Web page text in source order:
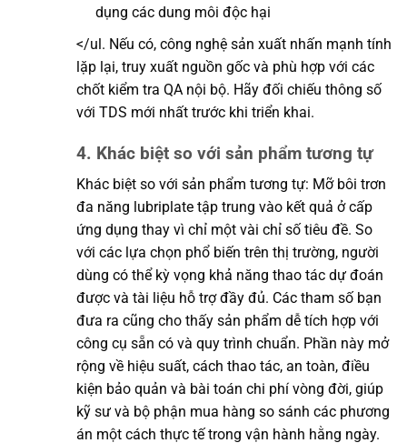
dụng các dung môi độc hại
</ul. Nếu có, công nghệ sản xuất nhấn mạnh tính
lặp lại, truy xuất nguồn gốc và phù hợp với các
chốt kiểm tra QA nội bộ. Hãy đối chiếu thông số
với TDS mới nhất trước khi triển khai.
4. Khác biệt so với sản phẩm tương tự
Khác biệt so với sản phẩm tương tự: Mỡ bôi trơn
đa năng lubriplate tập trung vào kết quả ở cấp
ứng dụng thay vì chỉ một vài chỉ số tiêu đề. So
với các lựa chọn phổ biến trên thị trường, người
dùng có thể kỳ vọng khả năng thao tác dự đoán
được và tài liệu hỗ trợ đầy đủ. Các tham số bạn
đưa ra cũng cho thấy sản phẩm dễ tích hợp với
công cụ sẵn có và quy trình chuẩn. Phần này mở
rộng về hiệu suất, cách thao tác, an toàn, điều
kiện bảo quản và bài toán chi phí vòng đời, giúp
kỹ sư và bộ phận mua hàng so sánh các phương
án một cách thực tế trong vận hành hằng ngày.